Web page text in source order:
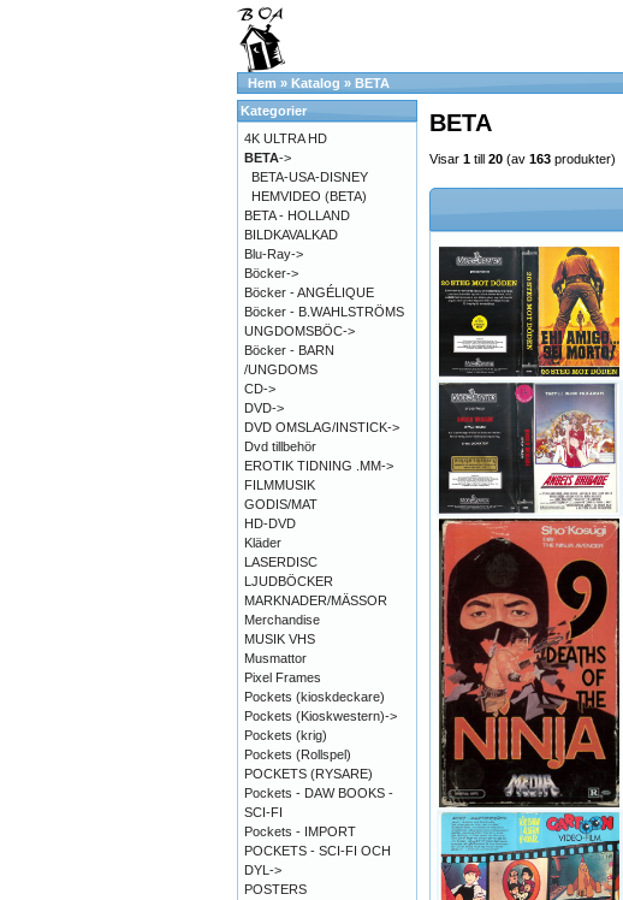
Hem » Katalog » BETA
BETA
Visar 1 till 20 (av 163 produkter)
Kategorier
4K ULTRA HD
BETA->
BETA-USA-DISNEY
HEMVIDEO (BETA)
BETA - HOLLAND
BILDKAVALKAD
Blu-Ray->
Böcker->
Böcker - ANGÉLIQUE
Böcker - B.WAHLSTRÖMS
UNGDOMSBÖC->
Böcker - BARN
/UNGDOMS
CD->
DVD->
DVD OMSLAG/INSTICK->
Dvd tillbehör
EROTIK TIDNING .MM->
FILMMUSIK
GODIS/MAT
HD-DVD
Kläder
LASERDISC
LJUDBÖCKER
MARKNADER/MÄSSOR
Merchandise
MUSIK VHS
Musmattor
Pixel Frames
Pockets (kioskdeckare)
Pockets (Kioskwestern)->
Pockets (krig)
Pockets (Rollspel)
POCKETS (RYSARE)
Pockets - DAW BOOKS -
SCI-FI
Pockets - IMPORT
POCKETS - SCI-FI OCH
DYL->
POSTERS